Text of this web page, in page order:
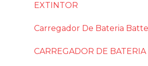
EXTINTOR
Carregador De Bateria
CARREGADOR DE BATERIA